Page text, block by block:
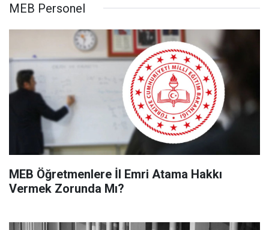
MEB Personel
MEB Öğretmenlere İl Emri Atama Hakkı
Vermek Zorunda Mı?